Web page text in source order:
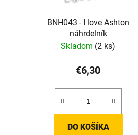
BNH043 - I love Ashton
náhrdelník
Skladom (2 ks)
€6,30
DO KOŠÍKA